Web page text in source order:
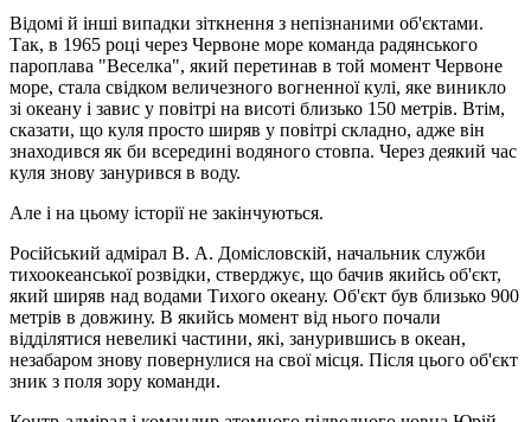
Відомі й інші випадки зіткнення з непізнаними об'єктами.
Так, в 1965 році через Червоне море команда радянського
пароплава "Веселка", який перетинав в той момент Червоне
море, стала свідком величезного вогненної кулі, яке виникло
зі океану і завис у повітрі на висоті близько 150 метрів. Втім,
сказати, що куля просто ширяв у повітрі складно, адже він
знаходився як би всередині водяного стовпа. Через деякий час
куля знову занурився в воду.
Але і на цьому історії не закінчуються.
Російський адмірал В. А. Домісловскій, начальник служби
тихоокеанської розвідки, стверджує, що бачив якийсь об'єкт,
який ширяв над водами Тихого океану. Об'єкт був близько 900
метрів в довжину. В якийсь момент від нього почали
відділятися невеликі частини, які, занурившись в океан,
незабаром знову повернулися на свої місця. Після цього об'єкт
зник з поля зору команди.